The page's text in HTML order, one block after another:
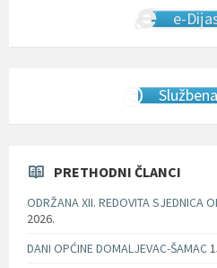
e-
PRETHODNI ČLANCI
ODRŽANA XII. REDOVITA SJEDNICA
2026.
DANI OPĆINE DOMALJEVAC-ŠAMAC